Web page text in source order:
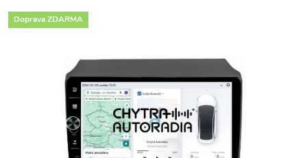
Doprava ZDARMA